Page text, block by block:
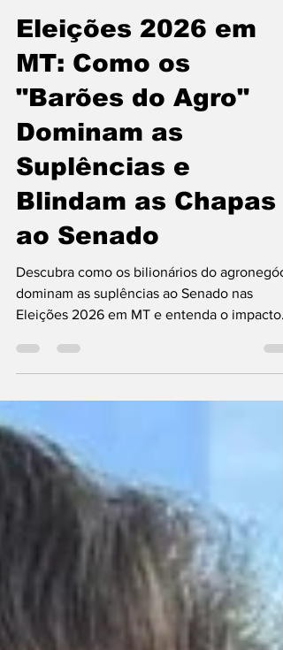
Eleições 2026 em
MT: Como os
"Barões do Agro"
Dominam as
Suplências e
Blindam as Chapas
ao Senado
Descubra como os bilionários do
dominam as suplências ao Senado nas
Eleições 2026 em MT e entenda o impacto